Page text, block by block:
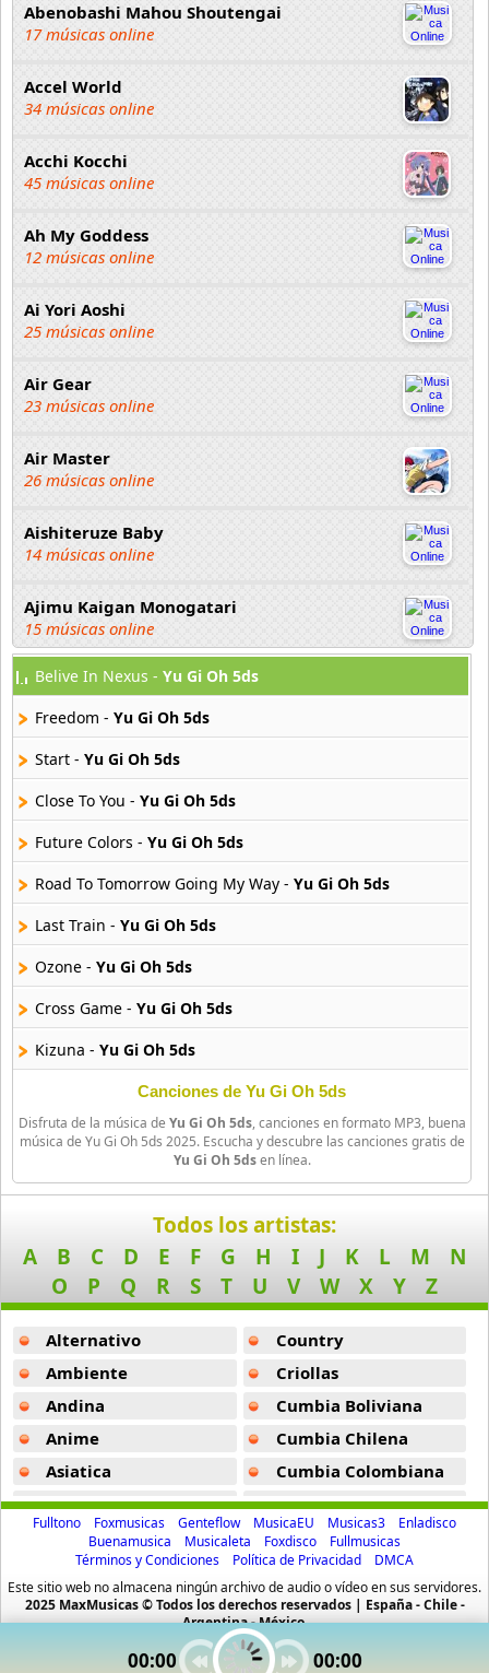
Abenobashi Mahou Shoutengai
17 músicas online
Accel World
34 músicas online
Acchi Kocchi
45 músicas online
Ah My Goddess
12 músicas online
Ai Yori Aoshi
25 músicas online
Air Gear
23 músicas online
Air Master
26 músicas online
Aishiteruze Baby
14 músicas online
Ajimu Kaigan Monogatari
15 músicas online
Akahori Gedou Hour Rabuge
29 músicas online
Akane Iro Ni Samoru Saka
26 músicas online
6 músicas online
Akikan
15 músicas online
Alejandro Arnais
3 músicas online
Amaenaideyo
26 músicas online
Amagami Ss
50 músicas online
Amatsuki
20 músicas online
Angel Beats
39 músicas online
Angel Heart
36 músicas online
19 músicas online
Angelic Layer
3 músicas online
Ano Natsu De Matteru
52 músicas online
5 músicas online00:00 00:00
Belive In Nexus - Yu Gi Oh 5ds
Freedom - Yu Gi Oh 5ds
Start - Yu Gi Oh 5ds
Close To You - Yu Gi Oh 5ds
Future Colors - Yu Gi Oh 5ds
Road To Tomorrow Going My Way - Yu Gi Oh 5ds
Last Train - Yu Gi Oh 5ds
Ozone - Yu Gi Oh 5ds
Cross Game - Yu Gi Oh 5ds
Kizuna - Yu Gi Oh 5ds
Canciones de Yu Gi Oh 5ds
Disfruta de la música de Yu Gi Oh 5ds, canciones en formato MP3, buena
música de Yu Gi Oh 5ds 2025. Escucha y descubre las canciones gratis de
Yu Gi Oh 5dsen línea.
Todos los artistas:
A
B C D E F G H I J K L M
N
O
P Q R S T U V W X Y Z
Alternativo
Ambiente
Andina
Anime
Asiatica
Atevip
Bachatas
Baladas
Baladas De Oro
Country
Criollas
Cumbia Boliviana
Cumbia Chilena
Cumbia Colombiana
Cumbia Ecuatoriana
Cumbia Mexicana
Cumbia Pop
Cumbia Surena
Cumbias
CumbiaSur
Fulltono Foxmusicas Genteflow MusicaEU Musicas3
Enladisco
Buenamusica
Musicaleta Foxdisco
Fullmusicas
Términos y Condiciones
Política de Privacidad
DMCA
Este sitio web no almacena ningún archivo de audio o vídeo en sus servidores.
2025 MaxMusicas © Todos los derechos reservados | España - Chile -
Argentina - México.